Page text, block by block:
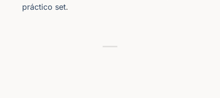
práctico set.